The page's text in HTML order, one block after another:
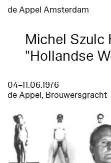
de Appel Amsterdam
Michel Szulc
"Hollandse
04–11.06.1976
de Appel, Brouwersgracht